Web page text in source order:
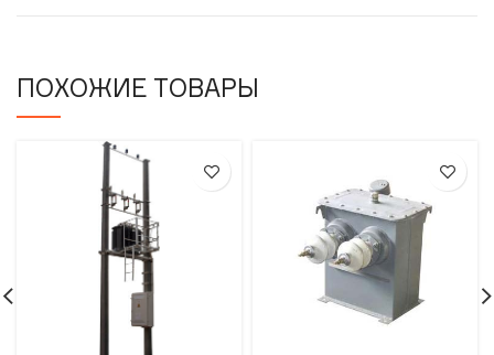
ПОХОЖИЕ ТОВАРЫ